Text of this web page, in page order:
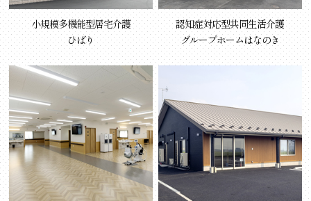
小規模多機能型居宅介護
ひばり
認知症対応型共同生活介護
グループホームはなのき